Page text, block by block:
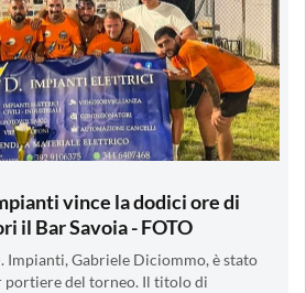
vince la dodici ore di
il Bar Savoia - FOTO
Impianti, Gabriele Diciommo, è stato
portiere del torneo. Il titolo di